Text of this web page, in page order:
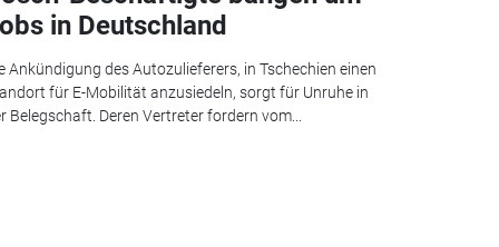
in Deutschland
Ankündigung des Autozulieferers, in Tschechien einen
für E-Mobilität anzusiedeln, sorgt für Unruhe in
Belegschaft. Deren Vertreter fordern vom...